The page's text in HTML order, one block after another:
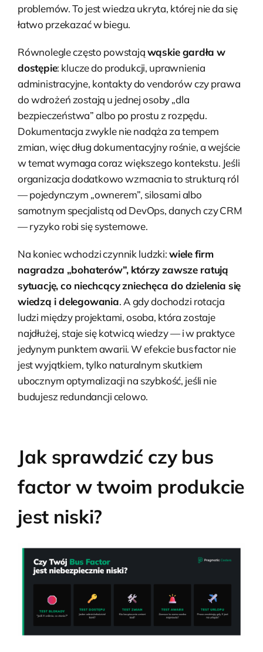
problemów. To jest wiedza ukryta, której nie da się
łatwo przekazać w biegu.
Równolegle często powstająwąskie gardła w
dostępie: klucze do produkcji, uprawnienia
administracyjne, kontakty do vendorów czy prawa
do wdrożeń zostają u jednej osoby „dla
bezpieczeństwa” albo po prostu z rozpędu.
Dokumentacja zwykle nie nadąża za tempem
zmian, więc dług dokumentacyjny rośnie, a wejście
w temat wymaga coraz większego kontekstu. Jeśli
organizacja dodatkowo wzmacnia to strukturą ról
— pojedynczym „ownerem”, silosami albo
samotnym specjalistą od DevOps, danych czy CRM
— ryzyko robi się systemowe.
Na koniec wchodzi czynnik ludzki:wiele firm
nagradza „bohaterów”, którzy zawsze ratują
sytuację, co niechcący zniechęca do dzielenia się
wiedzą i delegowania. A gdy dochodzi rotacja
ludzi między projektami, osoba, która zostaje
najdłużej, staje się kotwicą wiedzy — i w praktyce
jedynym punktem awarii. W efekcie bus factor nie
jest wyjątkiem, tylko naturalnym skutkiem
ubocznym optymalizacji na szybkość, jeśli nie
budujesz redundancji celowo.
Jak sprawdzić czy bus
factor w twoim produkcie
jest niski?